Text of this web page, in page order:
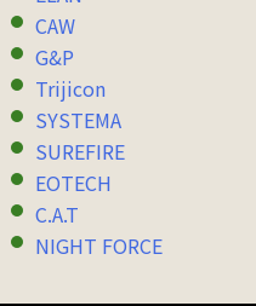
CAW
G&P
Trijicon
SYSTEMA
SUREFIRE
EOTECH
C.A.T
NIGHT FORCE